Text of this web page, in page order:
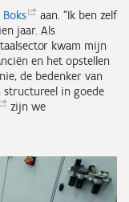
Boks
aan. “Ik ben zelf
jaar. Als
kwam mijn
en het opstellen
de bedenker van
structureel in goede
zijn we